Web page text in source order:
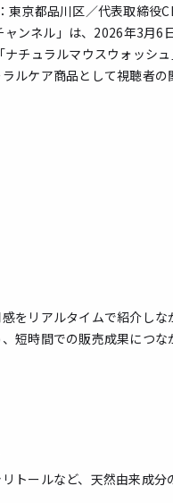
東京都品川区／代表取締役
ンネル」は、2026年3月6
チュラルマウスウォッシ
ルケア商品として視聴者
をリアルタイムで紹介し
短時間での販売成果につな
トールなど、天然由来成分